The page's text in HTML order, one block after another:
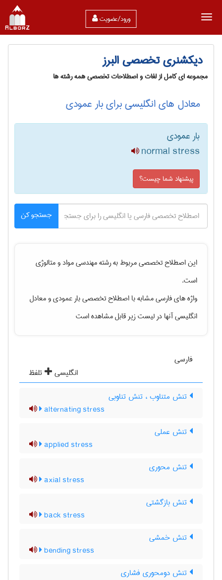
ورود/عضویت
دیکشنری تخصصی البرز
مجموعه ای کامل از لغات و اصطلاحات تخصصی همه رشته ها
معادل های انگلیسی برای بار عمودی
بار عمودی
normal stress
پیشنهاد شما چیست؟
جستجو کن
این اصطلاح تخصصی مربوط به رشتهمهندسی مواد و متالوژی
است.
واژه های فارسی مشابه با اصطلاح تخصصیبار عمودیو معادل
انگلیسی آنها در لیست زیر قابل مشاهده است
فارسی
انگلیسی
تلفظ
تنش متناوب ، تنش تناوبی
alternating stress
تنش عملی
applied stress
تنش محوری
axial stress
تنش بازگشتی
back stress
تنش خمشی
bending stress
تنش دومحوری فشاری